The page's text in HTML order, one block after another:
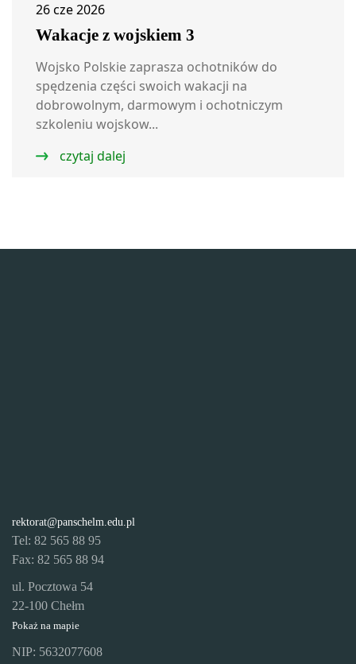
26 cze 2026
Wakacje z wojskiem 3
Wojsko Polskie zaprasza ochotników do
spędzenia części swoich wakacji na
dobrowolnym, darmowym i ochotniczym
szkoleniu wojskow...
czytaj dalej
rektorat@panschelm.edu.pl
Tel: 82 565 88 95
Fax: 82 565 88 94
ul. Pocztowa 54
22-100 Chełm
Pokaż na mapie
NIP: 5632077608